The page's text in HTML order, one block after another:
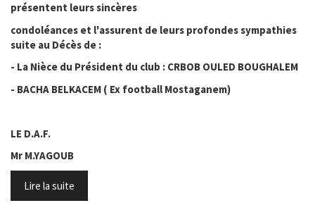
présentent leurs sincères
condoléances et l'assurent de leurs profondes sympathies
suite au Décès de :
- La Nièce du Président du club : CRBOB OULED BOUGHALEM
- BACHA BELKACEM ( Ex football Mostaganem)
LE D.A.F.
Mr M.YAGOUB
Lire la suite